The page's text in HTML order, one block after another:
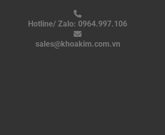
Hotline/ Zalo: 0964.997.106
sales@khoakim.com.vn